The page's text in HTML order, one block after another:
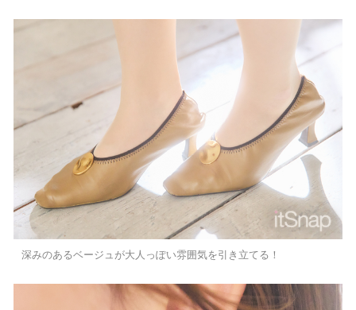
深みのあるベージュが大人っぽい雰囲気を引き立てる！